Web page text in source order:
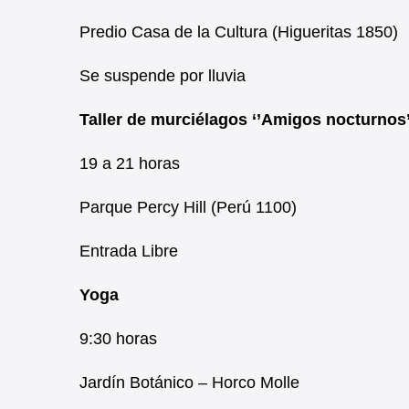
Predio Casa de la Cultura (Higueritas 1850)
Se suspende por lluvia
Taller de murciélagos ‘’Amigos
19 a 21 horas
Parque Percy Hill (Perú 1100)
Entrada Libre
Yoga
9:30 horas
Jardín Botánico – Horco Molle